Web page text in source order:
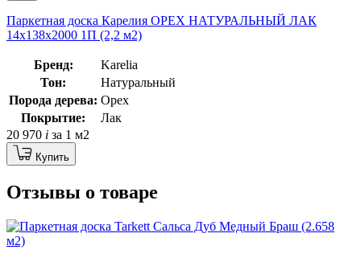
Паркетная доска Карелия ОРЕХ НАТУРАЛЬНЫЙ ЛАК
14x138x2000 1П (2,2 м2)
Бренд:
Karelia
Тон:
Натуральный
Порода дерева: Орех
Покрытие:
Лак
20 970 i за 1 м2
Купить
Отзывы о товаре